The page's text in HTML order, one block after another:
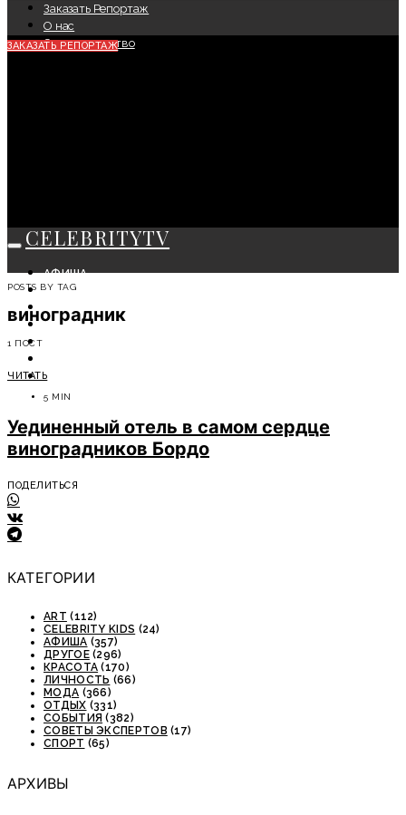
Заказать Репортаж
О нас
Сотрудничество
ЗАКАЗАТЬ РЕПОРТАЖ
CELEBRITYTV
АФИША
СОБЫТИЯ
КРАСОТА
МОДА
СОВЕТЫ ЭКСПЕРТОВ
POSTS BY TAG
виноградник
1 ПОСТ
ЧИТАТЬ
5 MIN
Уединенный отель в самом сердце
виноградников Бордо
ПОДЕЛИТЬСЯ
КАТЕГОРИИ
ART (112)
CELEBRITY KIDS (24)
АФИША (357)
ДРУГОЕ(296)
КРАСОТА (170)
ЛИЧНОСТЬ (66)
МОДА (366)
ОТДЫХ (331)
СОБЫТИЯ (382)
СОВЕТЫ ЭКСПЕРТОВ (17)
СПОРТ (65)
АРХИВЫ